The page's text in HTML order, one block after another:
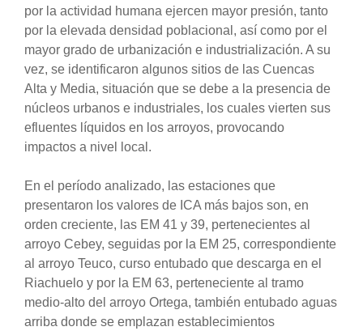
por la actividad humana ejercen mayor presión, tanto
por la elevada densidad poblacional, así como por el
mayor grado de urbanización e industrialización. A su
vez, se identificaron algunos sitios de las Cuencas
Alta y Media, situación que se debe a la presencia de
núcleos urbanos e industriales, los cuales vierten sus
efluentes líquidos en los arroyos, provocando
impactos a nivel local.
En el período analizado, las estaciones que
presentaron los valores de ICA más bajos son, en
orden creciente, las EM 41 y 39, pertenecientes al
arroyo Cebey, seguidas por la EM 25, correspondiente
al arroyo Teuco, curso entubado que descarga en el
Riachuelo y por la EM 63, perteneciente al tramo
medio-alto del arroyo Ortega, también entubado aguas
arriba donde se emplazan establecimientos